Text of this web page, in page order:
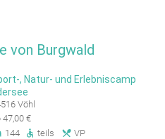
von Burgwald
, Natur- und Erlebniscamp
Vöhl
47,00 €
144
teils VP